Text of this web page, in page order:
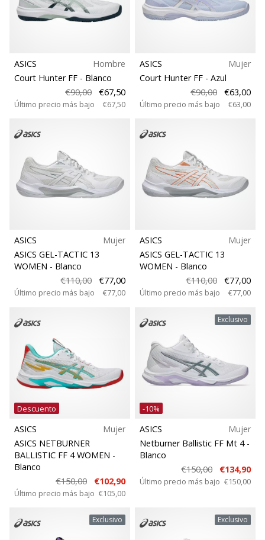
de
voleibol
Navidad
para
de
¡Nuestros
consejos
ayudarán
a
elegir
Encuentra…
11. 8. 2022
•
¡Conviértete
en
embajador
Weplayvolleyball!
¿Te
consideras
un
jugón?
¡Te
queremos
en
equipo!
Talla
Colección
Comodidad y amortiguación
Disciplina
Drop
Función
Posición
Temporada
Ancho de la zapatilla
Deporte
Sustentabilidad
Calidades
ASICS
Hombre
Court Hunter FF - Blanco
€90,00
€67,50
Último precio más bajo €67,50
ASICS
Mujer
Court Hunter FF - Azul
€90,00
€63,00
Último precio más bajo €63,00
ASICS
Mujer
ASICS GEL-TACTIC 13
WOMEN - Blanco
€110,00
€77,00
Último precio más bajo €77,00
ASICS
Mujer
ASICS GEL-TACTIC 13
WOMEN - Blanco
€110,00
€77,00
Último precio más bajo €77,00
Descuento
ASICS
Mujer
ASICS NETBURNER
BALLISTIC FF 4 WOMEN -
Blanco
€150,00
€102,90
Último precio más bajo €105,00
Exclusivo
-10%
ASICS
Mujer
Netburner Ballistic FF Mt 4 -
Blanco
€150,00
€134,90
Último precio más bajo €150,00
Exclusivo Exclusivo